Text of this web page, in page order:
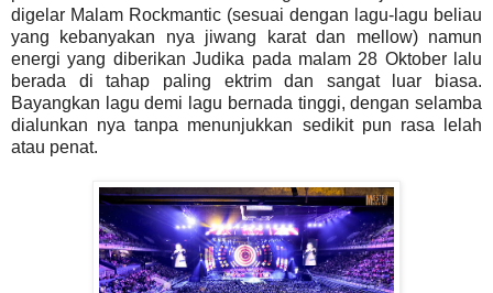
digelar Malam Rockmantic (sesuai dengan lagu-lagu beliau
yang kebanyakan nya jiwang karat dan mellow) namun
energi yang diberikan Judika pada malam 28 Oktober lalu
berada di tahap paling ektrim dan sangat luar biasa.
Bayangkan lagu demi lagu bernada tinggi, dengan selamba
dialunkan nya tanpa menunjukkan sedikit pun rasa lelah
atau penat.